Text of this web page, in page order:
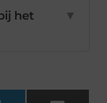
het
▼